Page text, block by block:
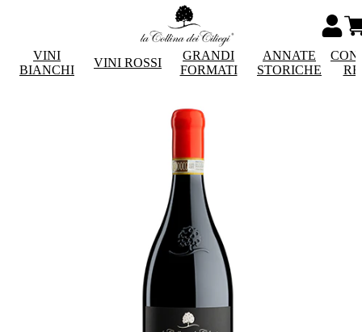
VINI
BIANCHI
VINI ROSSI
GRANDI
FORMATI
ANNATE
STORICHE